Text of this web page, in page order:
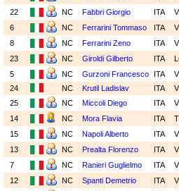
22
NC Fabbri Giorgio ITA
6
NC Ferrarini Tommaso ITA
8
NC Ferrarini Zeno ITA
23
NC Giroldi Gilberto ITA
5
NC Gurzoni Francesco ITA
24
NC Krutil Ladislav ITA
25
NC Miccoli Diego ITA
14
NC Mora Flavia ITA
15
NC Napoli Alberto ITA
13
NC Prealta Florenzo ITA
7
NC Ranieri Guglielmo ITA
12
NC Spanti Demetrio ITA